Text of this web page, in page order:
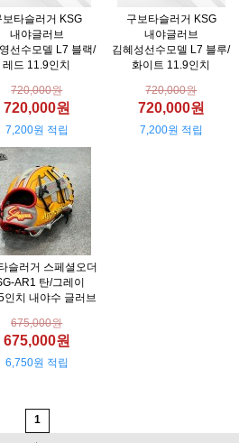
보타슬러거 KSG
내야글러브
선수모델 L7 블랙/
레드 11.9인치
720,000원
720,000원
7,200원 적립
구보타슬러거 KSG
내야글러브
김혜성선수모델 L7 블루/
화이트 11.9인치
720,000원
720,000원
7,200원 적립
슬러거 스페셜오더
AR1 탄/그레이
인치 내야수 글러브
675,000원
675,000원
6,750원 적립
1